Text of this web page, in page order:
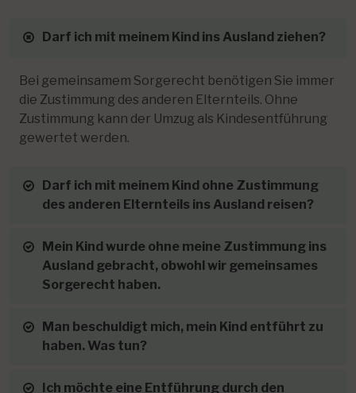
Darf ich mit meinem Kind ins Ausland ziehen?
Bei gemeinsamem Sorgerecht benötigen Sie immer
die Zustimmung des anderen Elternteils. Ohne
Zustimmung kann der Umzug als Kindesentführung
gewertet werden.
Darf ich mit meinem Kind ohne Zustimmung
des anderen Elternteils ins Ausland reisen?
Mein Kind wurde ohne meine Zustimmung ins
Ausland gebracht, obwohl wir gemeinsames
Sorgerecht haben.
Man beschuldigt mich, mein Kind entführt zu
haben. Was tun?
Ich möchte eine Entführung durch den